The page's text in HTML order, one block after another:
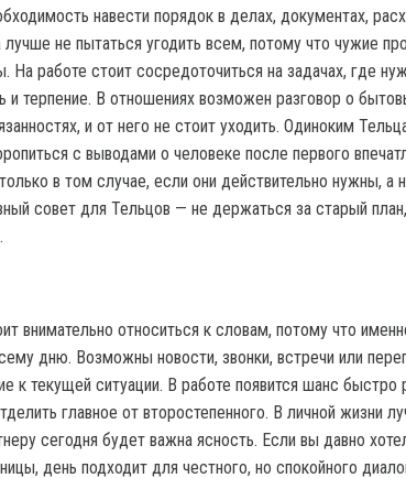
навести порядок в делах, документах,
не пытаться угодить всем, потому что чужие
работе стоит сосредоточиться на задачах, где
и терпение. В отношениях возможен разговор о
и от него не стоит уходить. Одиноким
с выводами о человеке после первого
в том случае, если они действительно нужны, а
совет для Тельцов — не держаться за старый
внимательно относиться к словам, потому что
дню. Возможны новости, звонки, встречи или
к текущей ситуации. В работе появится шанс быстро
главное от второстепенного. В личной жизни
сегодня будет важна ясность. Если вы давно
день подходит для честного, но спокойного